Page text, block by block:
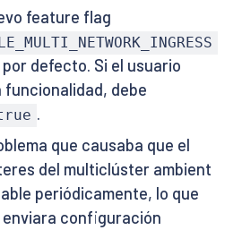
feature flag
por defecto. Si el usuario
debe
.
que causaba que el
del multiclúster ambient
periódicamente, lo que
enviara configuración